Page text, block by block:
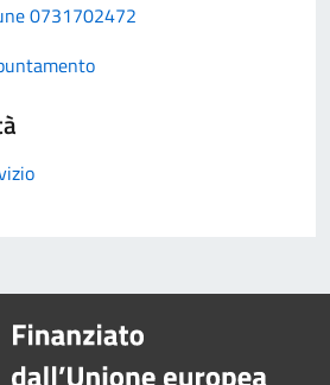
0731702472